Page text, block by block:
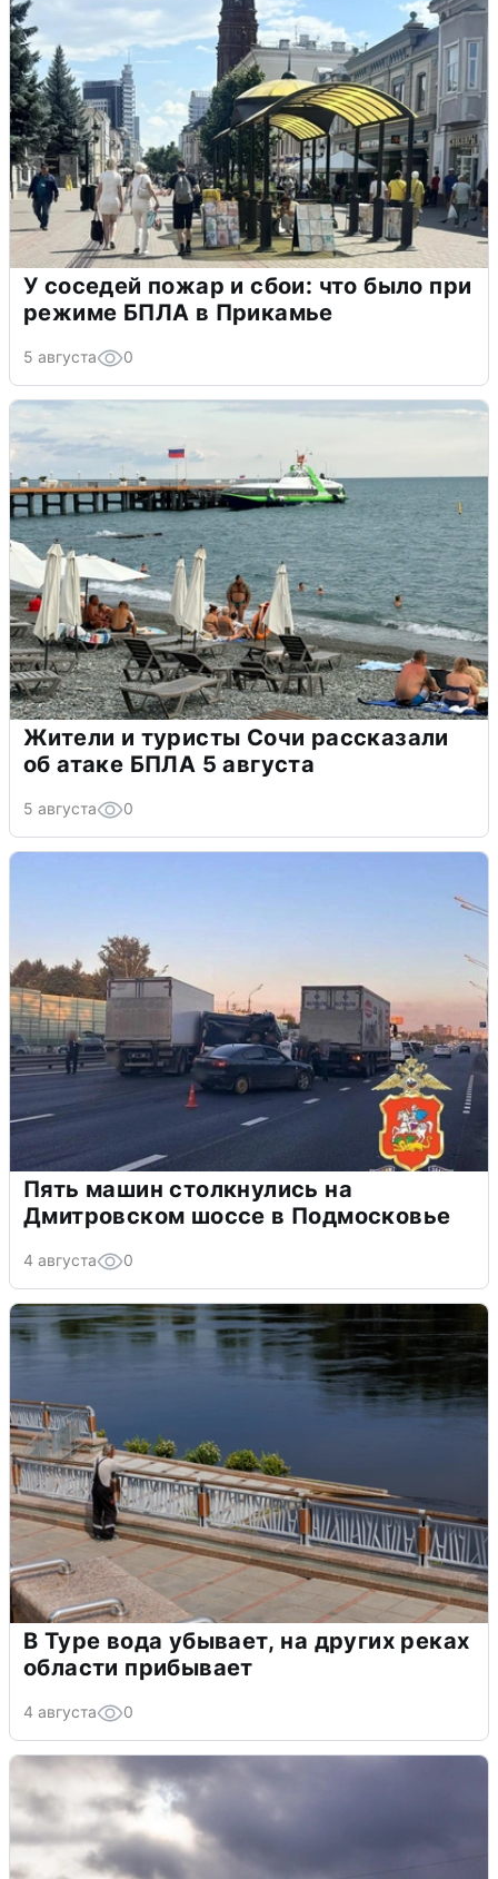
У соседей пожар и сбои: что было при
режиме БПЛА в Прикамье
5 августа 0
Жители и туристы Сочи рассказали
об атаке БПЛА 5 августа
5 августа 0
Пять машин столкнулись на
Дмитровском шоссе в Подмосковье
4 августа 0
В Туре вода убывает, на других реках
области прибывает
4 августа 0